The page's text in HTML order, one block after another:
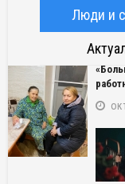
Люди и